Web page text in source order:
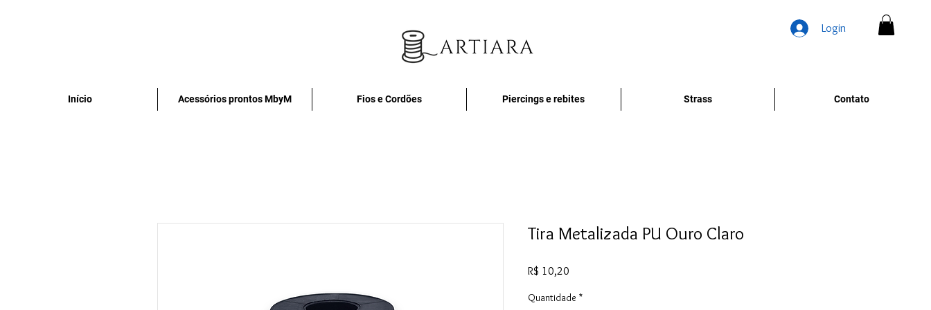
Login
Início Acessórios prontos MbyM Fios e Cordões Piercings e rebites Strass Contato
Tira Metalizada PU Ouro Claro
R$ 10,20
Quantidade *